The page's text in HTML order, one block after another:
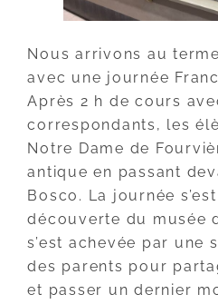
Nous arrivons au
avec une journée
Après 2 h de cours
correspondants, les
Notre Dame de
antique en passant
Bosco. La journée
découverte du musée
s’est achevée par une
des parents pour
et passer un dernier